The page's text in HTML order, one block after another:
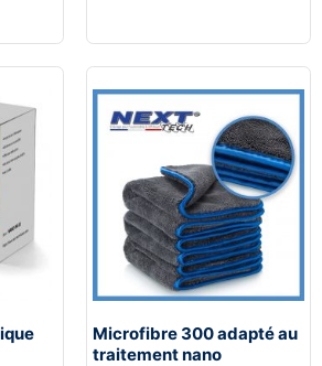
Microfibre 300 adapté au
traitement nano